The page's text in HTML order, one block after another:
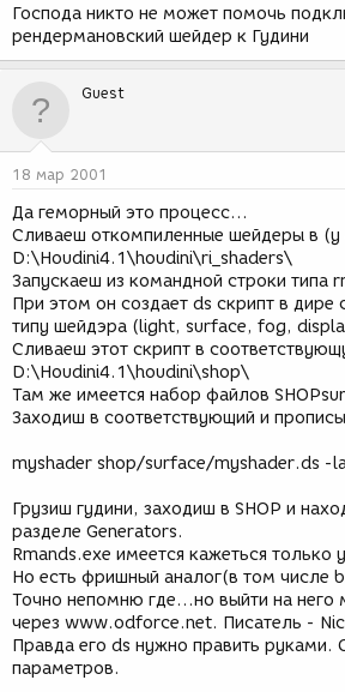
н
и
Господа никто не может помочь
рендермановский шейдер к Гудини
Guest
18 мар 2001
Да геморный это процесс...
Сливаеш откомпиленные шейдеры в (у
D:\Houdini4.1\houdini\ri_shaders\
Запускаеш из командной строки типа
При этом он создает ds скрипт в дире
типу шейдэра (light, surface, fog,
Сливаеш этот скрипт в
D:\Houdini4.1\houdini\shop\
Там же имеется набор файлов
Заходиш в соответствующий и
myshader shop/surface/myshader.ds -
Грузиш гудини, заходиш в SHOP и
разделе Generators.
Rmands.exe имеется кажеться только
Но есть фришный аналог(в том числе
Точно непомню где...но выйти на него
через www.odforce.net. Писатель -
Правда его ds нужно править руками.
параметров.